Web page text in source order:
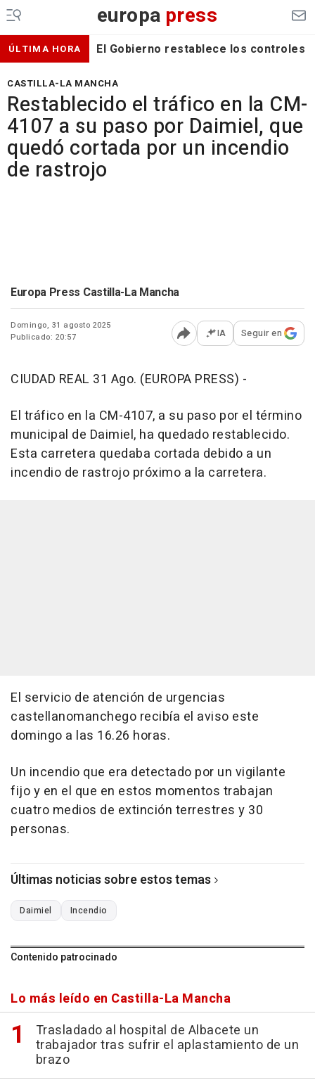
europa press
ÚLTIMA HORA El Gobierno restablece los
CASTILLA-LA MANCHA
Restablecido el tráfico en la CM-
4107 a su paso por Daimiel, que
quedó cortada por un incendio
de rastrojo
Europa Press Castilla-La Mancha
Domingo, 31 agosto 2025
Publicado: 20:57
Abrir opciones para
IA Seguir en
CIUDAD REAL 31 Ago. (EUROPA PRESS) -
El tráfico en la CM-4107, a su paso por el término
municipal de Daimiel, ha quedado restablecido.
Esta carretera quedaba cortada debido a un
incendio de rastrojo próximo a la carretera.
El servicio de atención de urgencias
castellanomanchego recibía el aviso este
domingo a las 16.26 horas.
Un incendio que era detectado por un vigilante
fijo y en el que en estos momentos trabajan
cuatro medios de extinción terrestres y 30
personas.
Últimas noticias sobre estos temas
Daimiel Incendio
Contenido patrocinado
Lo más leído en Castilla-La Mancha
Trasladado al hospital de Albacete un
trabajador tras sufrir el aplastamiento de un
brazo